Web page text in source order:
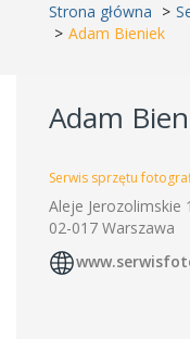
Strona główna
Adam Bieniek
Adam
Serwis sprzętu
Aleje Jerozolimskie
02-017 Warszawa